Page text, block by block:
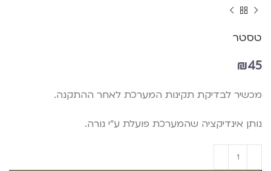
טסטר
₪45
מכשיר לבדיקת תקינות המערכת לאחר ההתקנה.
נותן אינדיקציה שהמערכת פועלת ע"י נורה.